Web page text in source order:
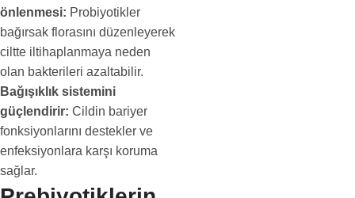
önlenmesi: Probiyotikler
bağırsak florasını düzenleyerek
ciltte iltihaplanmaya neden
olan bakterileri azaltabilir.
Bağışıklık sistemini
güçlendirir: Cildin bariyer
fonksiyonlarını destekler ve
enfeksiyonlara karşı koruma
sağlar.